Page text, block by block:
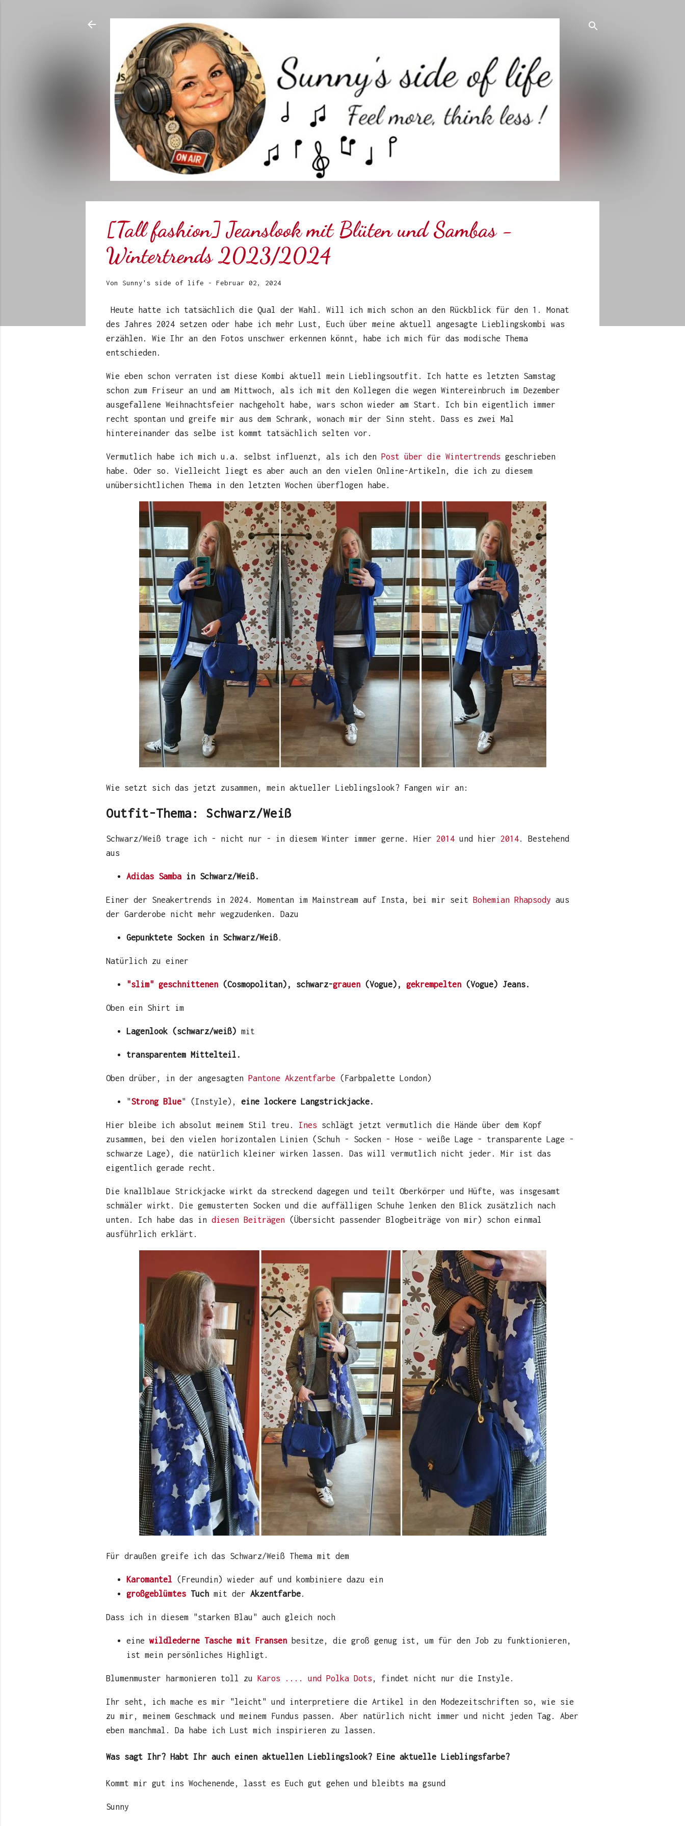
[Tall fashion] Jeanslook mit Blüten und Sambas -
Wintertrends 2023/2024
Von Sunny's side of life - Februar 02, 2024
Heute hatte ich tatsächlich die Qual der Wahl. Will ich mich schon an den Rückblick für den 1. Monat
des Jahres 2024 setzen oder habe ich mehr Lust, Euch über meine aktuell angesagte Lieblingskombi was
erzählen. Wie Ihr an den Fotos unschwer erkennen könnt, habe ich mich für das modische Thema
entschieden.
Wie eben schon verraten ist diese Kombi aktuell mein Lieblingsoutfit. Ich hatte es letzten Samstag
schon zum Friseur an und am Mittwoch, als ich mit den Kollegen die wegen Wintereinbruch im Dezember
ausgefallene Weihnachtsfeier nachgeholt habe, wars schon wieder am Start. Ich bin eigentlich immer
recht spontan und greife mir aus dem Schrank, wonach mir der Sinn steht. Dass es zwei Mal
hintereinander das selbe ist kommt tatsächlich selten vor.
Vermutlich habe ich mich u.a. selbst influenzt, als ich den Post über die Wintertrends geschrieben
habe. Oder so. Vielleicht liegt es aber auch an den vielen Online-Artikeln, die ich zu diesem
unübersichtlichen Thema in den letzten Wochen überflogen habe.
Wie setzt sich das jetzt zusammen, mein aktueller Lieblingslook? Fangen wir an:
Outfit-Thema: Schwarz/Weiß
Schwarz/Weiß trage ich - nicht nur - in diesem Winter immer gerne. Hier 2014 und hier 2014. Bestehend
aus
Adidas Samba in Schwarz/Weiß.
Einer der Sneakertrends in 2024. Momentan im Mainstream auf Insta, bei mir seit Bohemian Rhapsody aus
der Garderobe nicht mehr wegzudenken. Dazu
Gepunktete Socken in Schwarz/Weiß.
Natürlich zu einer
"slim" geschnittenen (Cosmopolitan), schwarz-grauen (Vogue), gekrempelten (Vogue) Jeans.
Oben ein Shirt im
Lagenlook (schwarz/weiß) mit
transparentem Mittelteil.
Oben drüber, in der angesagten Pantone Akzentfarbe (Farbpalette London)
"Strong Blue" (Instyle), eine lockere Langstrickjacke.
Hier bleibe ich absolut meinem Stil treu. Ines schlägt jetzt vermutlich die Hände über dem Kopf
zusammen, bei den vielen horizontalen Linien (Schuh - Socken - Hose - weiße Lage - transparente Lage -
schwarze Lage), die natürlich kleiner wirken lassen. Das will vermutlich nicht jeder. Mir ist das
eigentlich gerade recht.
Die knallblaue Strickjacke wirkt da streckend dagegen und teilt Oberkörper und Hüfte, was insgesamt
schmäler wirkt. Die gemusterten Socken und die auffälligen Schuhe lenken den Blick zusätzlich nach
unten. Ich habe das in diesen Beiträgen (Übersicht passender Blogbeiträge von mir) schon einmal
ausführlich erklärt.
Für draußen greife ich das Schwarz/Weiß Thema mit dem
Karomantel (Freundin) wieder auf und kombiniere dazu ein
großgeblümtes Tuch mit der Akzentfarbe.
Dass ich in diesem "starken Blau" auch gleich noch
einewildlederne Tasche mit Fransen
besitze, die groß genug ist, um für den Job zu funktionieren,
ist mein persönliches Highligt.
Blumenmuster harmonieren toll zu Karos .... und Polka Dots , findet nicht nur die Instyle.
Ihr seht, ich mache es mir "leicht" und interpretiere die Artikel in den Modezeitschriften so, wie sie
zu mir, meinem Geschmack und meinem Fundus passen. Aber natürlich nicht immer und nicht jeden Tag. Aber
eben manchmal. Da habe ich Lust mich inspirieren zu lassen.
Was sagt Ihr? Habt Ihr auch einen aktuellen Lieblingslook? Eine aktuelle Lieblingsfarbe?
Kommt mir gut ins Wochenende, lasst es Euch gut gehen und bleibts ma gsund
Sunny